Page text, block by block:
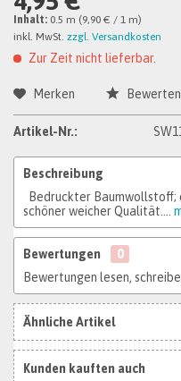
Inhalt: 0.5 m (9,90 € / 1 m)
inkl. MwSt. zzgl. Versandkosten
Zur Zeit nicht lieferbar.
Merken Bewerten
Artikel-Nr.:
Beschreibung
Bedruckter Baumwollstoff;
schöner weicher Qualität....
Bewertungen
0
Bewertungen lesen,
Ähnliche Artikel
Kunden kauften auch